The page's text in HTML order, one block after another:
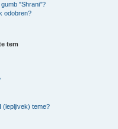
"Shrani"?
odobren?
tem
(lepljivek) teme?